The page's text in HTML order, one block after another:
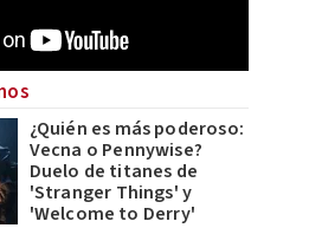
¿Quién es más poderoso:
Vecna o Pennywise?
Duelo de titanes de
'Stranger Things' y
'Welcome to Derry'